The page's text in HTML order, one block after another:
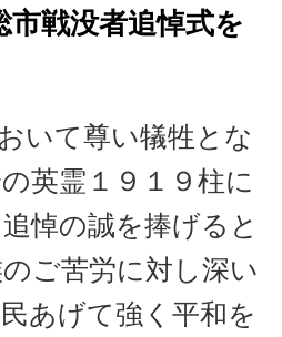
市戦没者追悼式を
いて尊い犠牲とな
英霊１９１９柱に
悼の誠を捧げると
ご苦労に対し深い
あげて強く平和を